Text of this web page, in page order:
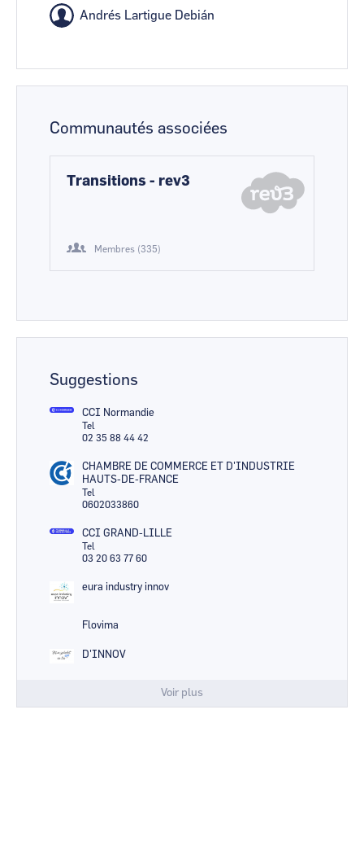
Andrés Lartigue Debián
Communautés associées
Transitions - rev3
Membres (335)
Suggestions
CCI Normandie
Tel
02 35 88 44 42
CHAMBRE DE COMMERCE ET D'INDUSTRIE
HAUTS-DE-FRANCE
Tel
0602033860
CCI GRAND-LILLE
Tel
03 20 63 77 60
eura industry innov
Flovima
D'INNOV
Voir plus